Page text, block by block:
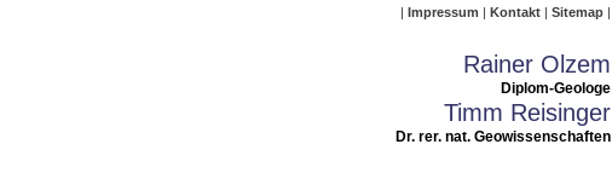
Impressum Kontakt Sitemap
Rainer Olzem
Diplom-Geologe
Timm Reisinger
Dr. rer. nat. Geowissenschaften